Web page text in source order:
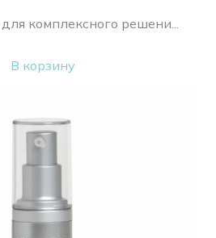
комплексного решени...
В корзину